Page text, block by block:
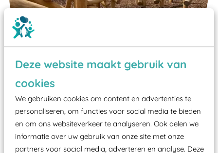
Deze website maakt gebruik van
cookies
We gebruiken cookies om content en advertenties te
personaliseren, om functies voor social media te bieden
en om ons websiteverkeer te analyseren. Ook delen we
informatie over uw gebruik van onze site met onze
partners voor social media, adverteren en analyse. Deze
Wist je dat:
Vanaf een valhoogte van 1,5 meter een speciale
valondergrond onder speeltoestellen verplicht is
zoals kunstgras, rubber tegels of boomschors?